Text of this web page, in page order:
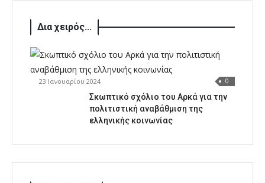
Δια χειρός...
23 Ιανουαρίου 2024 0
Σκωπτικό σχόλιο του Αρκά για την
πολιτιστική αναβάθμιση της
ελληνικής κοινωνίας